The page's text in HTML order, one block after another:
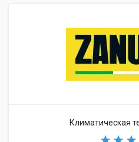
Климатическая